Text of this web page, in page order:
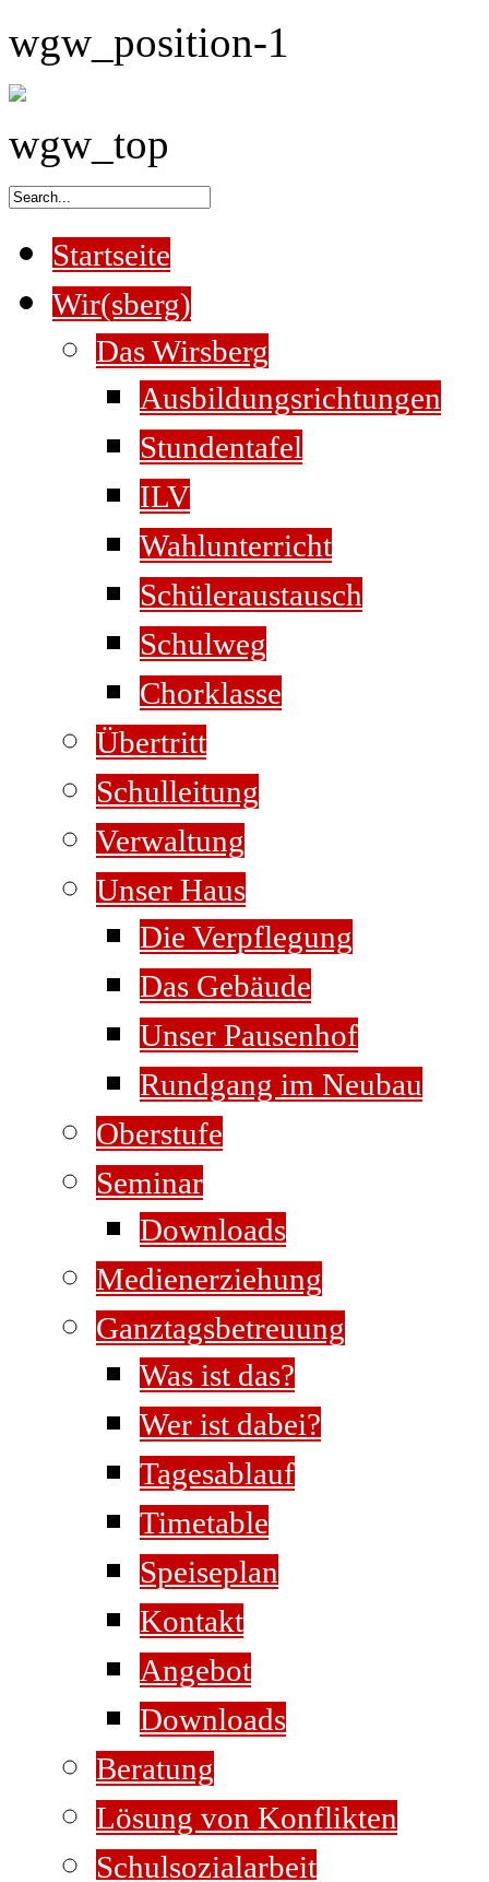
wgw_position-1
wgw_top
Startseite
Wir(sberg)
Das Wirsberg
Ausbildungsrichtungen
Stundentafel
ILV
Wahlunterricht
Schüleraustausch
Schulweg
Chorklasse
Übertritt
Schulleitung
Verwaltung
Unser Haus
Die Verpflegung
Das Gebäude
Unser Pausenhof
Rundgang im Neubau
Oberstufe
Seminar
Downloads
Medienerziehung
Ganztagsbetreuung
Was ist das?
Wer ist dabei?
Tagesablauf
Timetable
Speiseplan
Kontakt
Angebot
Downloads
Beratung
Lösung von Konflikten
Schulsozialarbeit